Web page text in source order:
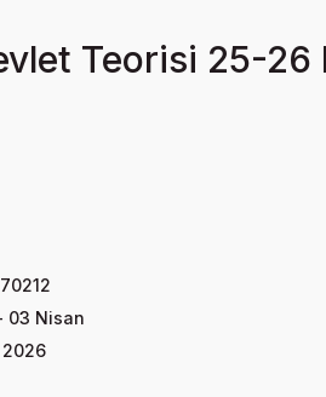
Teorisi 25-26
03 Nisan
2026